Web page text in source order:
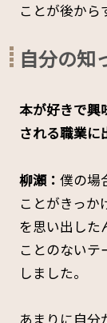
ことが後から
自分の知
――本が好きで
される職業に
柳瀬： 僕の場
ことがきっか
を思い出した
ことのない
しました。